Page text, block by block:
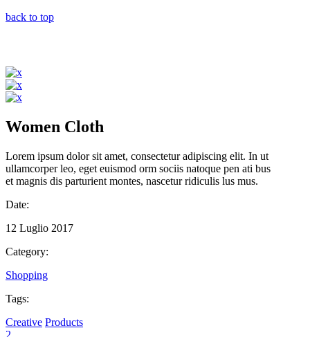
back to top
Women Cloth
Lorem ipsum dolor sit amet, consectetur adipiscing elit. In ut
ullamcorper leo, eget euismod orm sociis natoque pen ati bus
et magnis dis parturient montes, nascetur ridiculis lus mus.
Date:
12 Luglio 2017
Category:
Shopping
Tags:
Creative Products
2